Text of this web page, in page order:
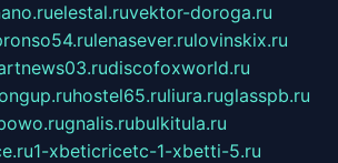
elestal.ruvektor-doroga.ru
lenasever.rulovinskix.ru
discofoxworld.ru
hostel65.ruliura.ruglasspb.ru
gnalis.rubulkitula.ru
1-xbeticricetc-1-xbetti-5.ru